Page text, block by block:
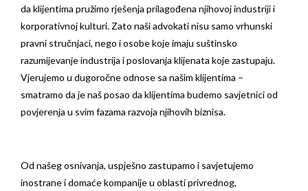
da klijentima pružimo rješenja prilagođena njihovoj industriji i
korporativnoj kulturi. Zato naši advokati nisu samo vrhunski
pravni stručnjaci, nego i osobe koje imaju suštinsko
razumijevanje industrija i poslovanja klijenata koje zastupaju.
Vjerujemo u dugoročne odnose sa našim klijentima –
smatramo da je naš posao da klijentima budemo savjetnici od
povjerenja u svim fazama razvoja njihovih biznisa.
Od našeg osnivanja, uspješno zastupamo i savjetujemo
inostrane i domaće kompanije u oblasti privrednog,